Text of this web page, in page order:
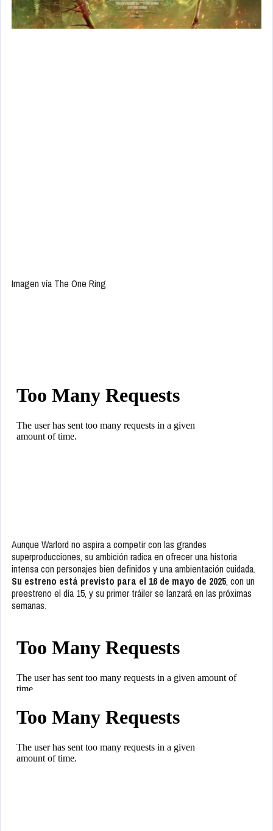
Imagen vía The One Ring
Aunque Warlord no aspira a competir con las grandes
superproducciones, su ambición radica en ofrecer una historia
intensa con personajes bien definidos y una ambientación cuidada.
Su estreno está previsto para el 16 de mayo de 2025, con un
preestreno el día 15, y su primer tráiler se lanzará en las próximas
semanas.